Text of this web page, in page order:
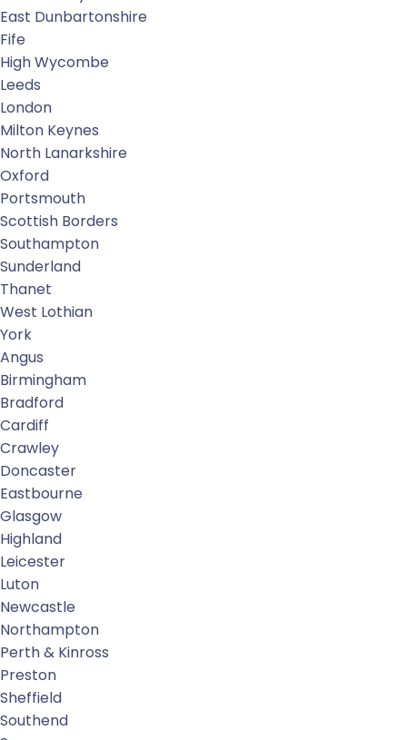
East Dunbartonshire
Fife
High Wycombe
Leeds
London
Milton Keynes
North Lanarkshire
Oxford
Portsmouth
Scottish Borders
Southampton
Sunderland
Thanet
West Lothian
York
Angus
Birmingham
Bradford
Cardiff
Crawley
Doncaster
Eastbourne
Glasgow
Highland
Leicester
Luton
Newcastle
Northampton
Perth & Kinross
Preston
Sheffield
Southend